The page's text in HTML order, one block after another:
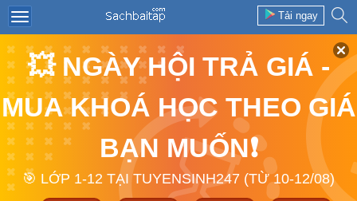
Tải ngay
💥 NGÀY HỘI TRẢ GIÁ -
MUA KHOÁ HỌC THEO GIÁ
BẠN MUỐN❗
🎯 LỚP 1-12 TẠI TUYENSINH247 (TỪ 10-12/08)